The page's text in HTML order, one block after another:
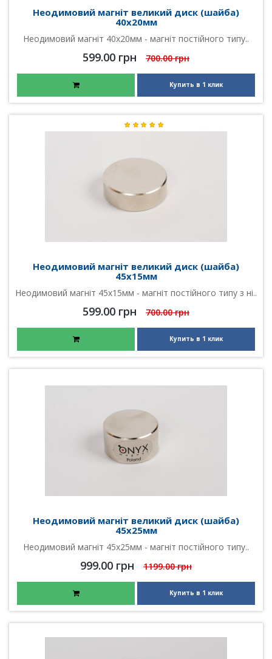
Неодимовий магніт великий диск (шайба)
40х20мм
Неодимовий магніт 40х20мм - магніт постійного типу..
599.00 грн 700.00 грн
Купить в 1 клик
Неодимовий магніт великий диск (шайба)
45х15мм
Неодимовий магніт 45х15мм - магніт постійного типу з ні..
599.00 грн 700.00 грн
Купить в 1 клик
Неодимовий магніт великий диск (шайба)
45х25мм
Неодимовий магніт 45х25мм - магніт постійного типу..
999.00 грн 1199.00 грн
Купить в 1 клик